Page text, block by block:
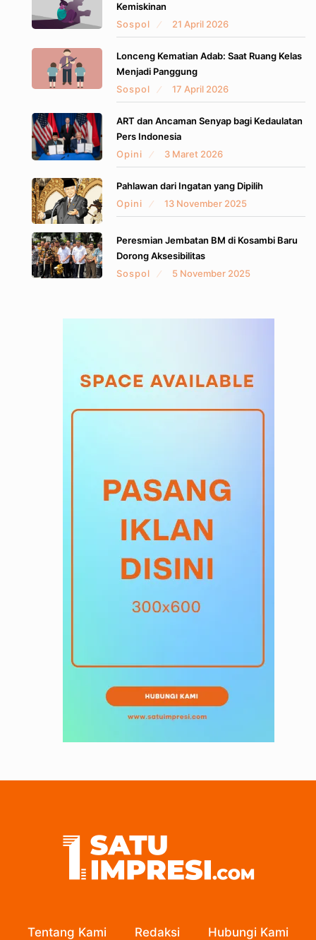
Kemiskinan
Sospol
21 April 2026
Lonceng Kematian Adab: Saat Ruang Kelas
Menjadi Panggung
Sospol
17 April 2026
ART dan Ancaman Senyap bagi Kedaulatan
Pers Indonesia
Opini
3 Maret 2026
Pahlawan dari Ingatan yang Dipilih
Opini
13 November 2025
Peresmian Jembatan BM di Kosambi Baru
Dorong Aksesibilitas
Sospol
5 November 2025
Tentang Kami Redaksi Hubungi Kami